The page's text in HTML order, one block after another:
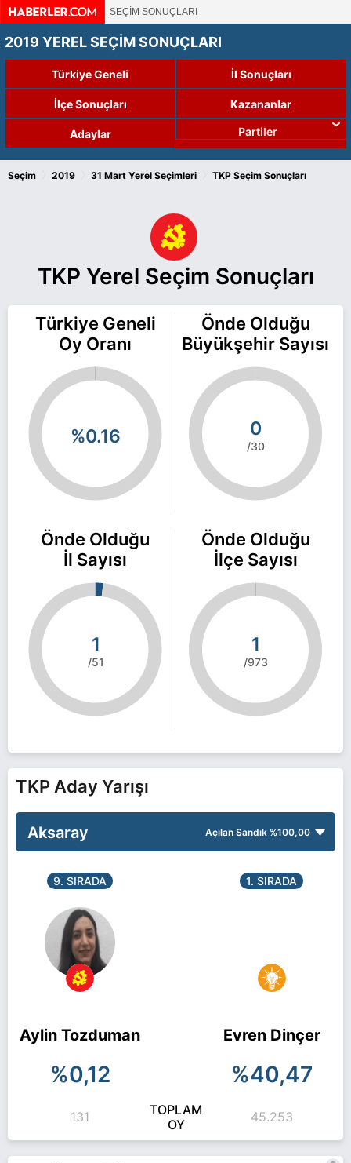
SEÇİM SONUÇLARI
2019 YEREL SEÇİM SONUÇLARI
Türkiye Geneli İl Sonuçları
İlçe Sonuçları Kazananlar
Adaylar Partiler
Seçim 2019 31 Mart Yerel Seçimleri TKP Seçim Sonuçları
TKP Yerel Seçim Sonuçları
Türkiye Geneli
Oy Oranı
%0.16
Önde Olduğu
Büyükşehir Sayısı
0
/30
Önde Olduğu
İl Sayısı
1
/51
Önde Olduğu
İlçe Sayısı
1
/973
TKP Aday Yarışı
Açılan Sandık %100,00
Aksaray
9. SIRADA 1. SIRADA
Aylin Tozduman
%0,12
Evren Dinçer
%40,47
131
TOPLAM
OY
45.253